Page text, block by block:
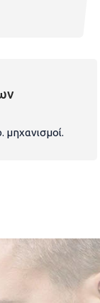
μηχανισμοί.